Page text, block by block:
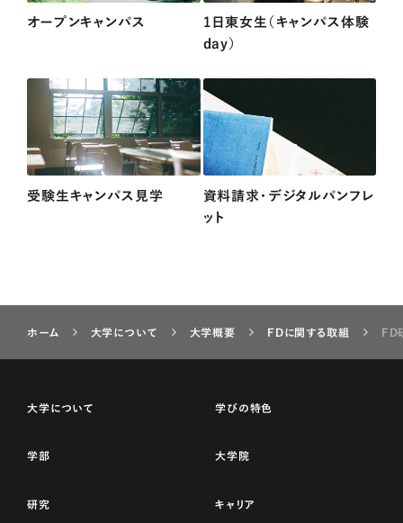
オープンキャンパス
1日東女生（キャンパス体験
day）
受験生キャンパス見学
資料請求・デジタルパンフレ
ット
ホーム 大学について 大学概要 FDに関する取組 FD
大学について 学びの特色
学部 大学院
研究 キャリア